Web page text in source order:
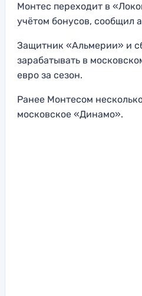
Монтес переходит в
учётом бонусов, сообщил
Защитник «Альмерии» и
зарабатывать в
евро за сезон.
Ранее Монтесом
московское «Динамо».